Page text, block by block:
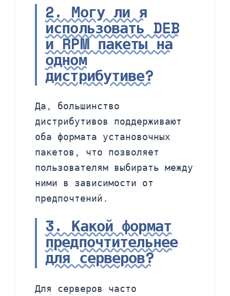
2. Могу ли я
использовать DEB
и RPM пакеты на
одном
дистрибутиве?
Да, большинство
дистрибутивов поддерживают
оба формата установочных
пакетов, что позволяет
пользователям выбирать между
ними в зависимости от
предпочтений.
3. Какой формат
предпочтительнее
для серверов?
Для серверов часто